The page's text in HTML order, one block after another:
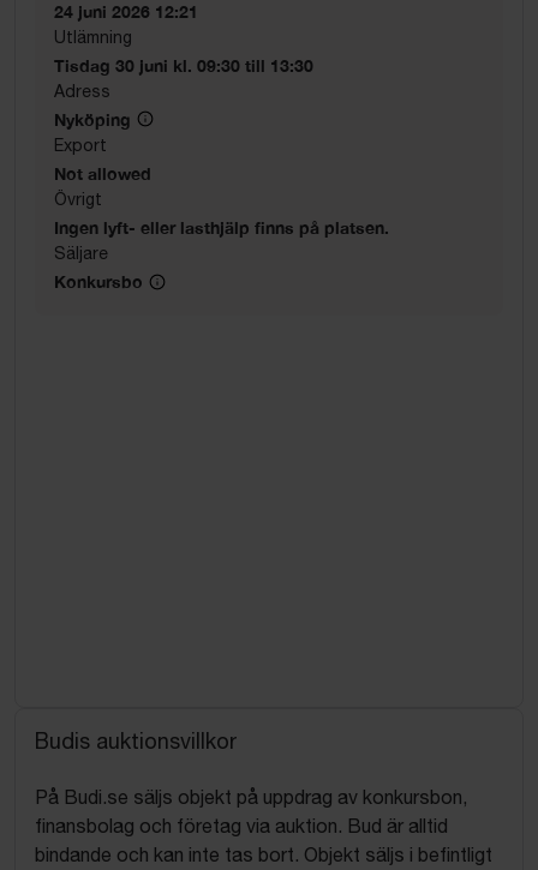
24 juni 2026 12:21
Utlämning
Tisdag 30 juni kl. 09:30 till 13:30
Adress
Nyköping
Export
Not allowed
Övrigt
Ingen lyft- eller lasthjälp finns på platsen.
Säljare
Konkursbo
Budis auktionsvillkor
På Budi.se säljs objekt på uppdrag av konkursbon,
finansbolag och företag via auktion. Bud är alltid
bindande och kan inte tas bort. Objekt säljs i befintligt